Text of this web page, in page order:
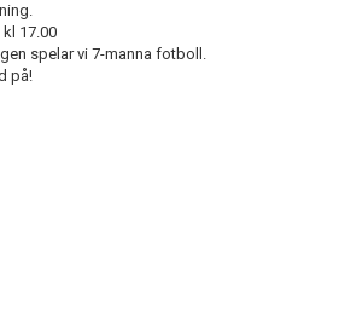
17.00
spelar vi 7-manna fotboll.
på!